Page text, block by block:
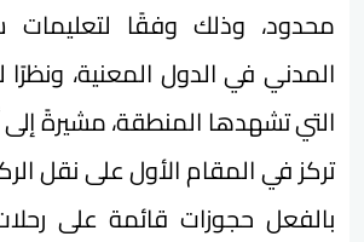
محدود، وذلك وفقًا لتعليمات
المدني في الدول المعنية، ونظرًا
التي تشهدها المنطقة، مشيرةً إلى
تركز في المقام الأول على نقل
بالفعل حجوزات قائمة على